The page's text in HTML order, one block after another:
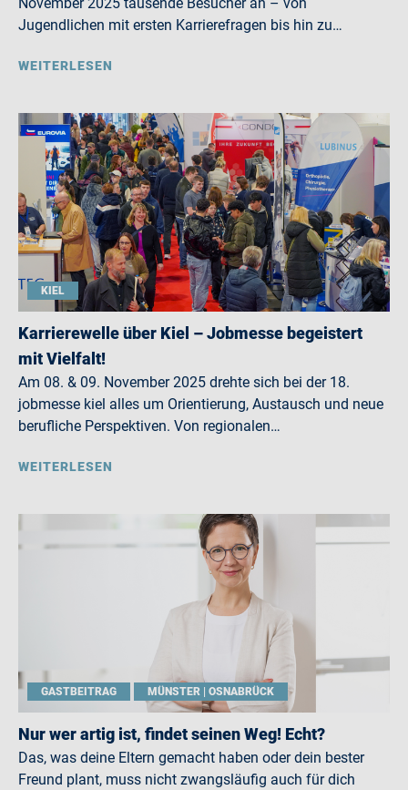
Jugendlichen mit ersten Karrierefragen bis hin zu…
WEITERLESEN
KIEL
Karrierewelle über Kiel – Jobmesse begeistert
mit Vielfalt!
Am 08. & 09. November 2025 drehte sich bei der 18.
jobmesse kiel alles um Orientierung, Austausch und neue
berufliche Perspektiven. Von regionalen…
WEITERLESEN
GASTBEITRAG MÜNSTER | OSNABRÜCK
Nur wer artig ist, findet seinen Weg! Echt?
Das, was deine Eltern gemacht haben oder dein bester
Freund plant, muss nicht zwangsläufig auch für dich